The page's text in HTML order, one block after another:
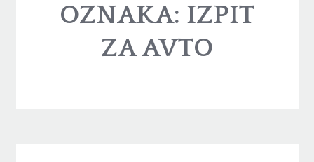
OZNAKA: IZPIT
ZA AVTO